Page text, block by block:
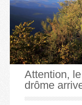
Attention,
drôme